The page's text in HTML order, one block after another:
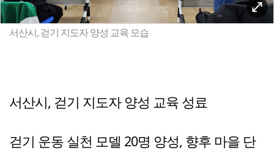
서산시, 걷기 지도자 양성 교육 모습
서산시, 걷기 지도자 양성 교육 성료
걷기 운동 실천 모델 20명 양성, 향후 마을 단